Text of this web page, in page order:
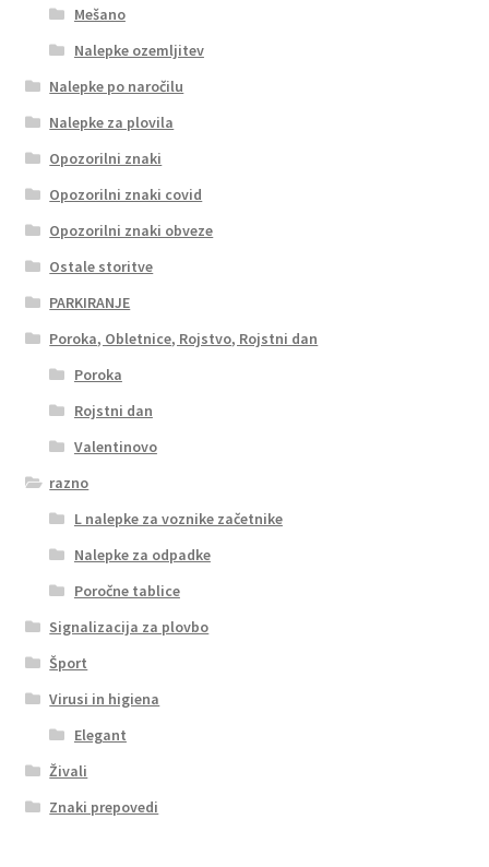
Mešano
Nalepke ozemljitev
Nalepke po naročilu
Nalepke za plovila
Opozorilni znaki
Opozorilni znaki covid
Opozorilni znaki obveze
Ostale storitve
PARKIRANJE
Poroka, Obletnice, Rojstvo, Rojstni dan
Poroka
Rojstni dan
Valentinovo
razno
L nalepke za voznike začetnike
Nalepke za odpadke
Poročne tablice
Signalizacija za plovbo
Šport
Virusi in higiena
Elegant
Živali
Znaki prepovedi